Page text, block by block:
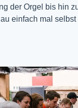
der Orgel bis hin
einfach mal